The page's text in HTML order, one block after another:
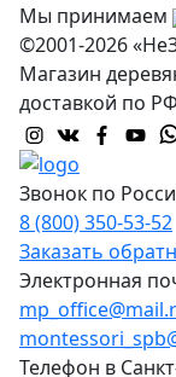
Мы принимаем
©2001-2026
Магазин
доставкой по
Звонок по
8 (800) 350-53-52
Заказать
Электронная
Телефон в